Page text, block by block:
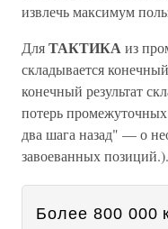
извлечь максимум
ДляТАКТИКАиз
складывается
конечный результат
потерь
два шага назад" — о
завоеванных позиций.).
Более 800 000